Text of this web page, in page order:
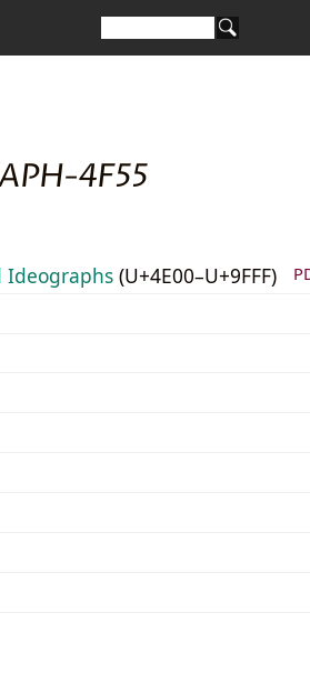
4F55
Ideographs (U+4E00–U+9FFF)